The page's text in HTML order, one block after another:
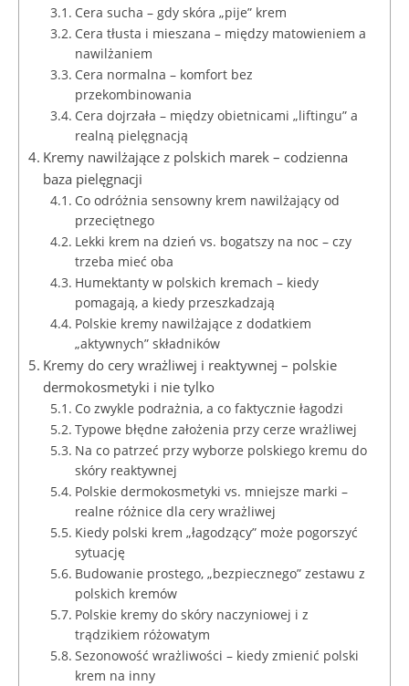
Cera sucha – gdy skóra „pije” krem
Cera tłusta i mieszana – między matowieniem a
nawilżaniem
Cera normalna – komfort bez
przekombinowania
Cera dojrzała – między obietnicami „liftingu” a
realną pielęgnacją
Kremy nawilżające z polskich marek – codzienna
baza pielęgnacji
Co odróżnia sensowny krem nawilżający od
przeciętnego
Lekki krem na dzień vs. bogatszy na noc – czy
trzeba mieć oba
Humektanty w polskich kremach – kiedy
pomagają, a kiedy przeszkadzają
Polskie kremy nawilżające z dodatkiem
„aktywnych” składników
Kremy do cery wrażliwej i reaktywnej – polskie
dermokosmetyki i nie tylko
Co zwykle podrażnia, a co faktycznie łagodzi
Typowe błędne założenia przy cerze wrażliwej
Na co patrzeć przy wyborze polskiego kremu do
skóry reaktywnej
Polskie dermokosmetyki vs. mniejsze marki –
realne różnice dla cery wrażliwej
Kiedy polski krem „łagodzący” może pogorszyć
sytuację
Budowanie prostego, „bezpiecznego” zestawu z
polskich kremów
Polskie kremy do skóry naczyniowej i z
trądzikiem różowatym
Sezonowość wrażliwości – kiedy zmienić polski
krem na inny